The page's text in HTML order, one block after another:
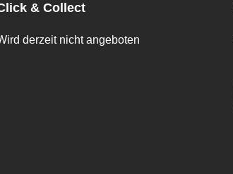
& Collect
derzeit nicht angeboten